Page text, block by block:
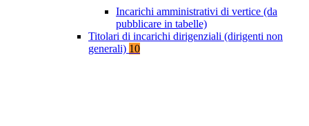
Incarichi amministrativi di vertice (da
pubblicare in tabelle)
Titolari di incarichi dirigenziali (dirigenti non
generali) 10